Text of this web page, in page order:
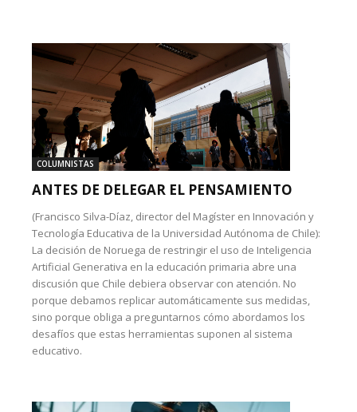
COLUMNISTAS
ANTES DE DELEGAR EL PENSAMIENTO
(Francisco Silva-Díaz, director del Magíster en Innovación y
Tecnología Educativa de la Universidad Autónoma de Chile):
La decisión de Noruega de restringir el uso de Inteligencia
Artificial Generativa en la educación primaria abre una
discusión que Chile debiera observar con atención. No
porque debamos replicar automáticamente sus medidas,
sino porque obliga a preguntarnos cómo abordamos los
desafíos que estas herramientas suponen al sistema
educativo.